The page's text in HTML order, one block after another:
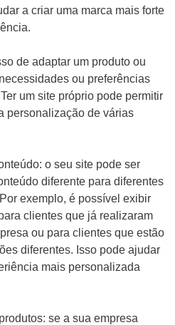
a criar uma marca mais forte
de adaptar um produto ou
ou preferências
um site próprio pode permitir
personalização de várias
o seu site pode ser
diferente para diferentes
exemplo, é possível exibir
clientes que já realizaram
ou para clientes que estão
diferentes. Isso pode ajudar
mais personalizada
se a sua empresa